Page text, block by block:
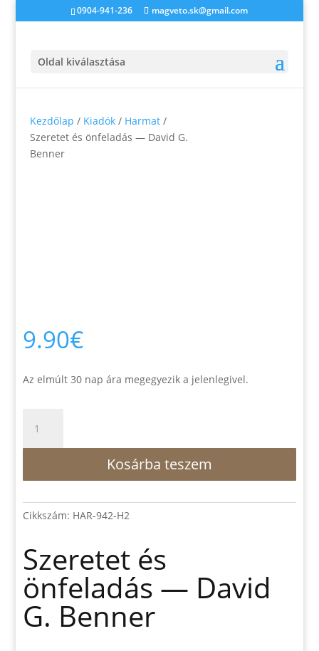
0904-941-236 magveto.sk@gmail.com
Oldal kiválasztása
Kezdőlap / Kiadók / Harmat /
Szeretet és önfeladás — David G.
Benner
9.90€
Az elmúlt 30 nap ára megegyezik a jelenlegivel.
önfeladás
David
Benner
Kosárba teszem
Cikkszám: HAR-942-H2
Szeretet és
önfeladás — David
G. Benner